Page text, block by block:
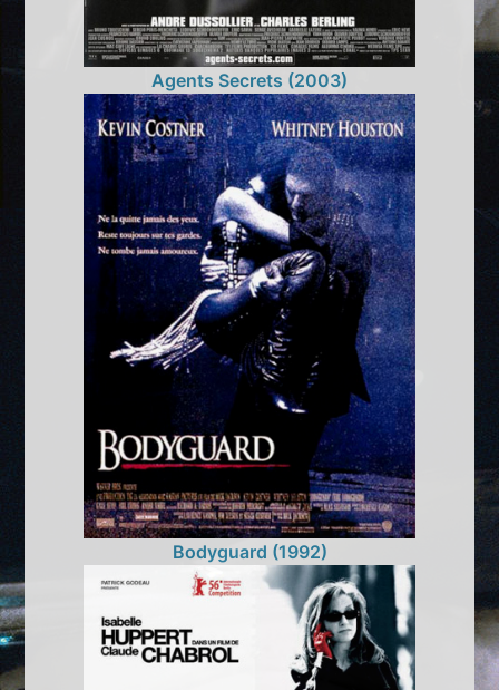
Agents Secrets (2003)
Bodyguard (1992)